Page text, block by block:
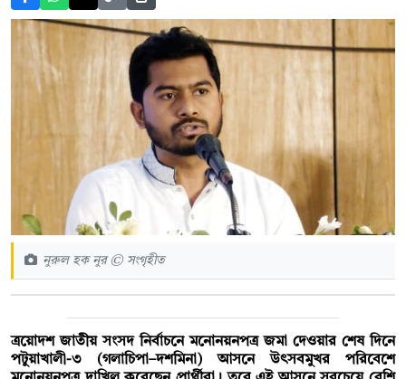
নুরুল হক নুর © সংগৃহীত
ত্রয়োদশ জাতীয় সংসদ নির্বাচনে মনোনয়নপত্র জমা দেওয়ার শেষ দিনে
পটুয়াখালী-৩ (গলাচিপা–দশমিনা) আসনে উৎসবমুখর পরিবেশে